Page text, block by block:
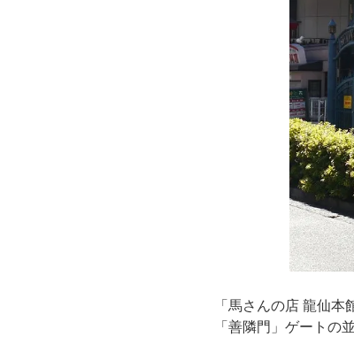
「馬さんの店 龍仙
「善隣門」ゲートの